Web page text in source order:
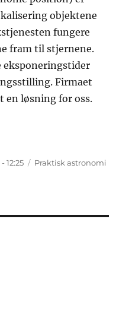
objektene
fungere
fram til stjernene.
eksponeringstider
Firmaet
en løsning for oss.
12:25 Kategorier
Praktisk astronomi